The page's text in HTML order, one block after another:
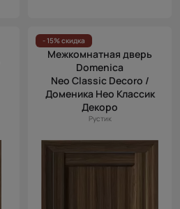
- 15% скидка
Межкомнатная дверь
Domenica
Neo Classic Decoro /
Доменика Нео Классик
Декоро
Рустик